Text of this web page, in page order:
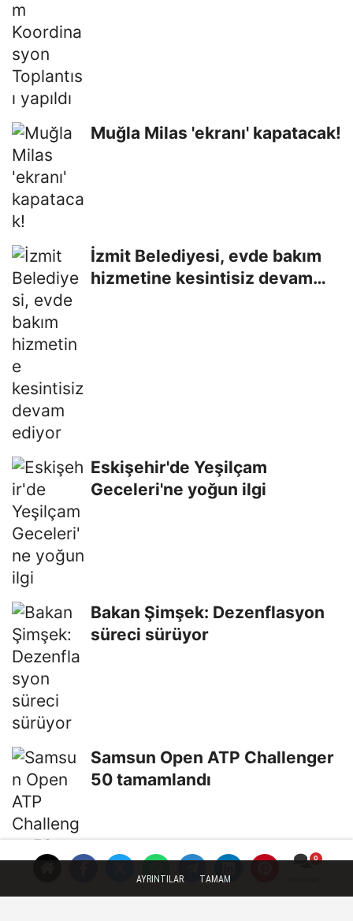
Muğla Milas 'ekranı' kapatacak!
İzmit Belediyesi, evde bakım
hizmetine kesintisiz devam
Eskişehir'de Yeşilçam
Geceleri'ne yoğun ilgi
Bakan Şimşek: Dezenflasyon
süreci sürüyor
Samsun Open ATP Challenger
50 tamamlandı
AYRINTILAR TAMAM